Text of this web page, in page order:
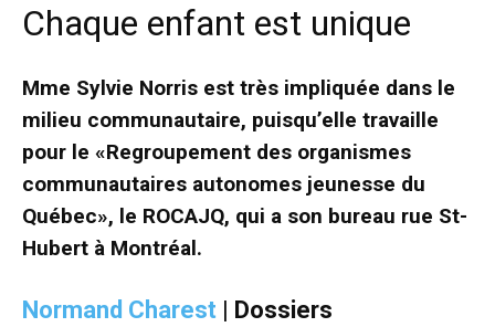
Chaque enfant est unique
Mme Sylvie Norris est très impliquée dans le
milieu communautaire, puisqu’elle travaille
pour le «Regroupement des organismes
communautaires autonomes jeunesse du
Québec», le ROCAJQ, qui a son bureau rue St-
Hubert à Montréal.
Normand Charest | Dossiers